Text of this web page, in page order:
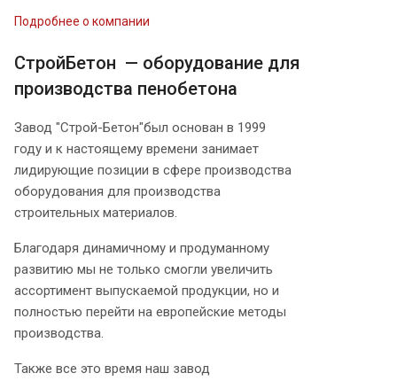
Подробнее о компании
СтройБетон — оборудование для
производства пенобетона
Завод "Строй-Бетон"был основан в 1999
году и к настоящему времени занимает
лидирующие позиции в сфере производства
оборудования для производства
строительных материалов.
Благодаря динамичному и продуманному
развитию мы не только смогли увеличить
ассортимент выпускаемой продукции, но и
полностью перейти на европейские методы
производства.
Также все это время наш завод